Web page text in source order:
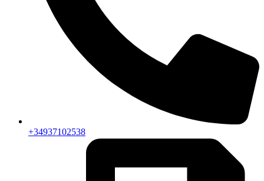
+34937102538